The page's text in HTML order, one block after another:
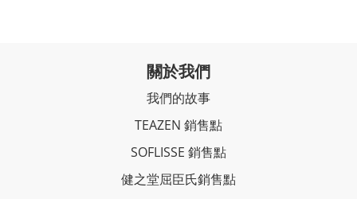
關於我們
我們的故事
TEAZEN 銷售點
SOFLISSE 銷售點
健之堂屈臣氏銷售點